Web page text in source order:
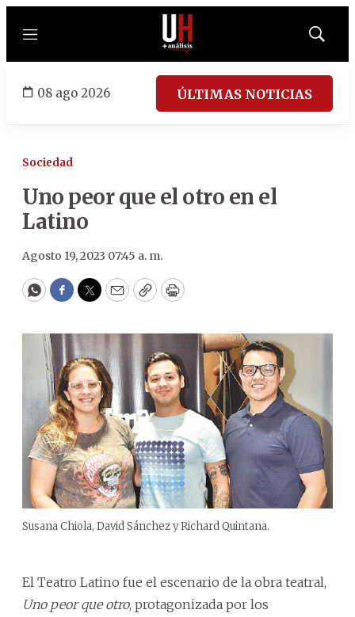
Menú
Mostrar
08 ago 2026 ÚLTIMAS NOTICIAS
Sociedad
Uno peor que el otro en el
Latino
Agosto 19, 2023 07:45 a. m.
WhatsApp
Facebook
Twitter
EmailCopyPrint
Susana Chiola, David Sánchez y Richard Quintana.
El Teatro Latino fue el escenario de la obra teatral,
Uno peor que otro, protagonizada por los